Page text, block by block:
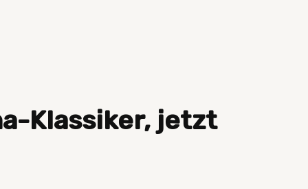
Klassiker, jetzt